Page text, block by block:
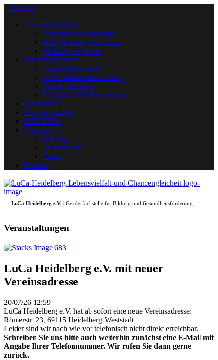
+ MENU
Gewaltprävention
Präventions-Workshops
Anti-Mobbing-Programm
Stärkungsangebote
Jugendberufshilfe
Angebotsübersicht
Berufsinformations-börse
Schulworkshops
Evaluation Schulworkshops
Jugendtreff
Weaving Stories
MOVETIA
Über uns
Satzung
Arbeitsweise
Team
Kontakt
LuCa Heidelberg e.V. | Genderfachstelle für Bildung und Gesundheitsförderung
Veranstaltungen
LuCa Heidelberg e.V. mit neuer
Vereinsadresse
20/07/26 12:59
LuCa Heidelberg e.V. hat ab sofort eine neue Vereinsadresse:
Römerstr. 23, 69115 Heidelberg-Weststadt.
Leider sind wir nach wie vor telefonisch nicht direkt erreichbar.
Schreiben Sie uns bitte auch weiterhin zunächst eine E-Mail mit
Angabe Ihrer Telefonnummer. Wir rufen Sie dann gerne
zurück.